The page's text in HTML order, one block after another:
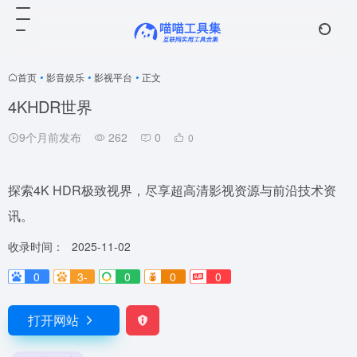
首页 • 影音娱乐 • 影视平台 • 正文
4KHDR世界
9个月前发布 262 0 0
探索4K HDR极致视界，尽享超高清影视资源与前沿技术资
讯。
收录时间：
2025-11-02
0
3- 0 0 0
打开网站